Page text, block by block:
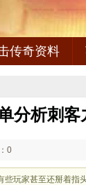
传奇资料
分析刺
0
些玩家甚至还掰着指